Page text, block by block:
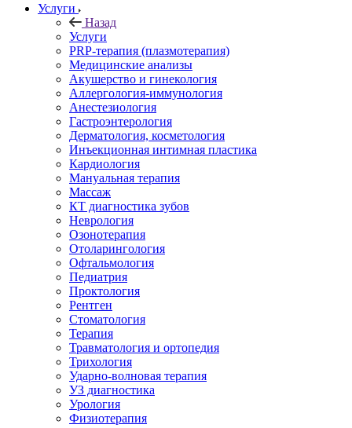
Услуги
Назад
Услуги
PRP-терапия (плазмотерапия)
Медицинские анализы
Акушерство и гинекология
Аллергология-иммунология
Анестезиология
Гастроэнтерология
Дерматология, косметология
Инъекционная интимная пластика
Кардиология
Мануальная терапия
Массаж
КТ диагностика зубов
Неврология
Озонотерапия
Отоларингология
Офтальмология
Педиатрия
Проктология
Рентген
Стоматология
Терапия
Травматология и ортопедия
Трихология
Ударно-волновая терапия
УЗ диагностика
Урология
Физиотерапия